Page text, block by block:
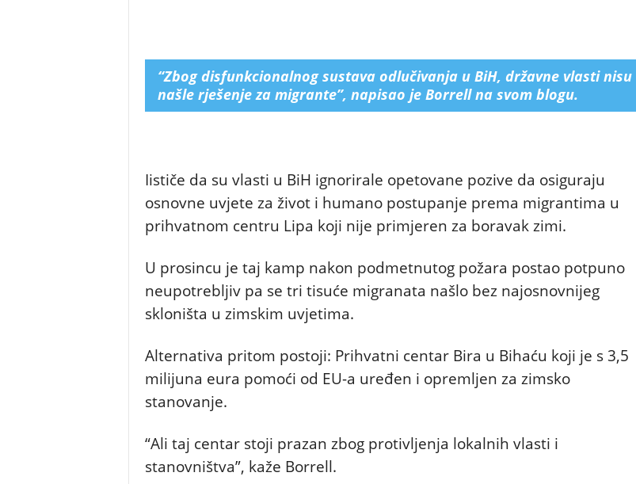
“Zbog disfunkcionalnog sustava odlučivanja u BiH, državne vlasti nisu
našle rješenje za migrante”, napisao je Borrell na svom blogu.
Iističe da su vlasti u BiH ignorirale opetovane pozive da osiguraju
osnovne uvjete za život i humano postupanje prema migrantima u
prihvatnom centru Lipa koji nije primjeren za boravak zimi.
U prosincu je taj kamp nakon podmetnutog požara postao potpuno
neupotrebljiv pa se tri tisuće migranata našlo bez najosnovnijeg
skloništa u zimskim uvjetima.
Alternativa pritom postoji: Prihvatni centar Bira u Bihaću koji je s 3,5
milijuna eura pomoći od EU-a uređen i opremljen za zimsko
stanovanje.
“Ali taj centar stoji prazan zbog protivljenja lokalnih vlasti i
stanovništva”, kaže Borrell.